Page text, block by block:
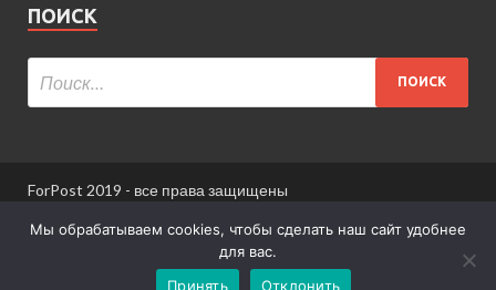
ПОИСК
ForPost 2019 - все права защищены
При использовании материалов сайта ссылка
Мы обрабатываем cookies, чтобы сделать наш сайт удобнее
для вас.
Принять
Отклонить